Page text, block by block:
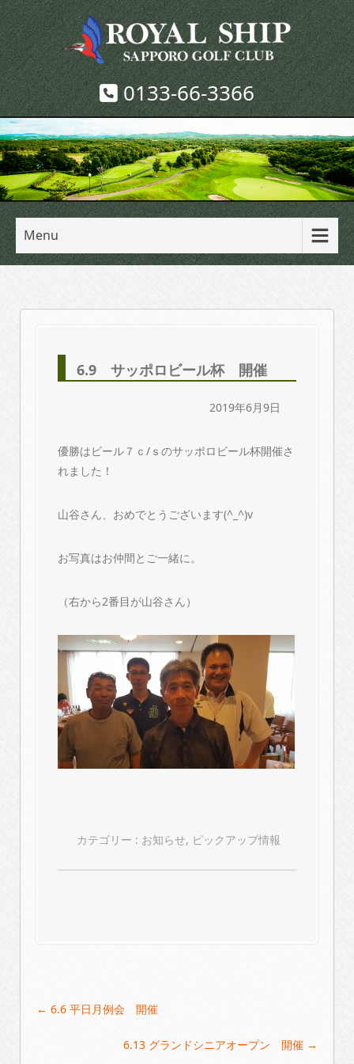
0133-66-3366
Menu
6.9 サッポロビール杯 開催
2019年6月9日
優勝はビール７ｃ/ｓのサッポロビール杯開催さ
れました！
山谷さん、おめでとうございます(^_^)v
お写真はお仲間とご一緒に。
（右から2番目が山谷さん）
カテゴリー : お知らせ, ピックアップ情報
Post
navigation
← 6.6 平日月例会 開催
6.13 グランドシニアオープン 開催 →